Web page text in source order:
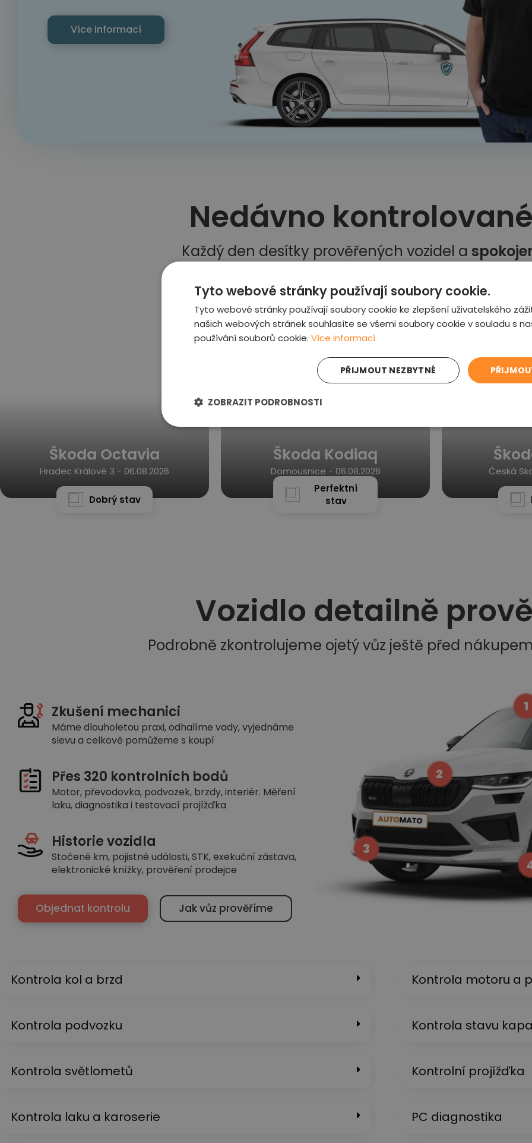
Více informací
Nedávno
Každý den desítky prověřených vozidel a
Škoda Octavia
Hradec Králové 3 - 06.08.2026
Dobrý stav
Škoda Kodiaq
Domousnice - 06.08.2026
Perfektní
stav
Česká
Vozidlo detailně
Podrobně zkontrolujeme ojetý vůz ještě před
Zkušení mechanici
Máme dlouholetou praxi, odhalíme vady, vyjednáme
slevu a celkově pomůžeme s koupí
Přes 320 kontrolních bodů
Motor, převodovka, podvozek, brzdy, interiér. Měření
laku, diagnostika i testovací projížďka
Historie vozidla
Stočené km, pojistné události, STK, exekuční zástava,
elektronické knížky, prověření prodejce
Objednat kontrolu Jak vůz prověříme
1
2
3
Kontrola kol a brzd
Kontrola podvozku
Kontrola světlometů
Kontrola laku a karoserie
Kontrola motoru a
Kontrola stavu
Kontrolní projížďka
PC diagnostika
Tyto webové stránky používají soubory cookie.
Tyto webové stránky používají soubory cookie ke zlepšení uživatelského
našich webových stránek souhlasíte se všemi soubory cookie v souladu s
používání souborů cookie. Více informací
PŘIJMOUT NEZBYTNÉ
ZOBRAZIT PODROBNOSTI